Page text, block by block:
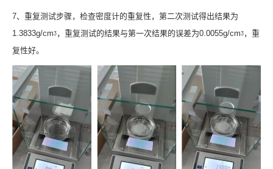
7、重复测试步骤，检查密度计的重复性，第二次测试得出结果为
1.3833g/cmᶾ，重复测试的结果与第一次结果的误差为0.0055g/cmᶾ，重
复性好。